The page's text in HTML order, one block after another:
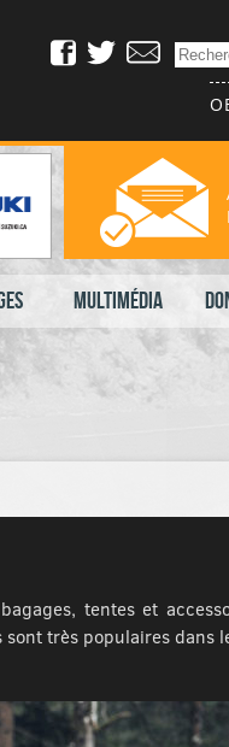
Multimédia
tentes et
très populaires dans